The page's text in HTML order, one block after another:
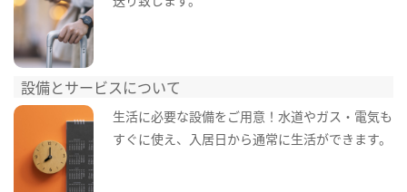
設備とサービスについて
生活に必要な設備をご用意！水道やガス・電気も
すぐに使え、入居日から通常に生活ができます。